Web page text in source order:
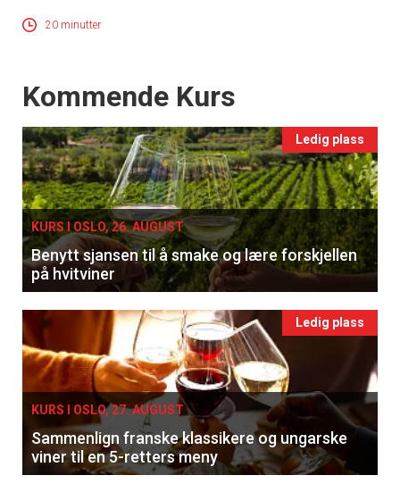
20 minutter
Events
Kommende Kurs
Ledig plass
KURS I OSLO, 26. AUGUST
Benytt sjansen til å smake og lære forskjellen
på hvitviner
Ledig plass
KURS I OSLO, 27. AUGUST
Sammenlign franske klassikere og ungarske
viner til en 5-retters meny